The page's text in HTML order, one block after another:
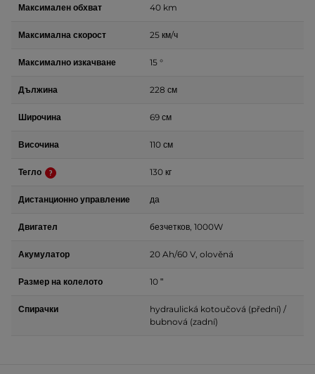
Максимален обхват 40 km
Максимална скорост 25 км/ч
Максимално изкачване 15 °
Дължина 228 см
Широчина 69 см
Височина 110 см
Тегло 130 кг
Дистанционно управление да
Двигател безчетков, 1000W
Акумулатор 20 Ah/60 V, olověná
Размер на колелото 10 ʺ
Спирачки
hydraulická kotoučová (přední) /
bubnová (zadní)